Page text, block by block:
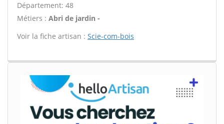
Département: 48
Métiers : Abri de jardin -
Voir la fiche artisan : Scie-com-bois